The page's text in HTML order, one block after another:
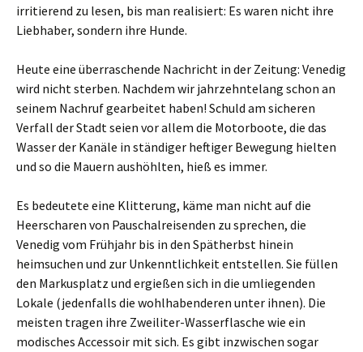
irritierend zu lesen, bis man realisiert: Es waren nicht ihre
Liebhaber, sondern ihre Hunde.
Heute eine überraschende Nachricht in der Zeitung: Venedig
wird nicht sterben. Nachdem wir jahrzehntelang schon an
seinem Nachruf gearbeitet haben! Schuld am sicheren
Verfall der Stadt seien vor allem die Motorboote, die das
Wasser der Kanäle in ständiger heftiger Bewegung hielten
und so die Mauern aushöhlten, hieß es immer.
Es bedeutete eine Klitterung, käme man nicht auf die
Heerscharen von Pauschalreisenden zu sprechen, die
Venedig vom Frühjahr bis in den Spätherbst hinein
heimsuchen und zur Unkenntlichkeit entstellen. Sie füllen
den Markusplatz und ergießen sich in die umliegenden
Lokale (jedenfalls die wohlhabenderen unter ihnen). Die
meisten tragen ihre Zweiliter-Wasserflasche wie ein
modisches Accessoir mit sich. Es gibt inzwischen sogar